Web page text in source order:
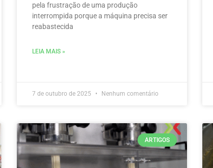
pela frustração de uma produção
interrompida porque a máquina precisa ser
reabastecida
LEIA MAIS »
7 de outubro de 2025 Nenhum comentário
ARTIGOS